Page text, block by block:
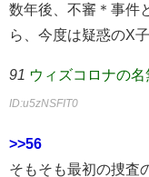
数年後、不審＊事件
ら、今度は疑惑のX
91 ウィズコロナの名
ID:u5zNSFIT0
>>56
そもそも最初の捜査